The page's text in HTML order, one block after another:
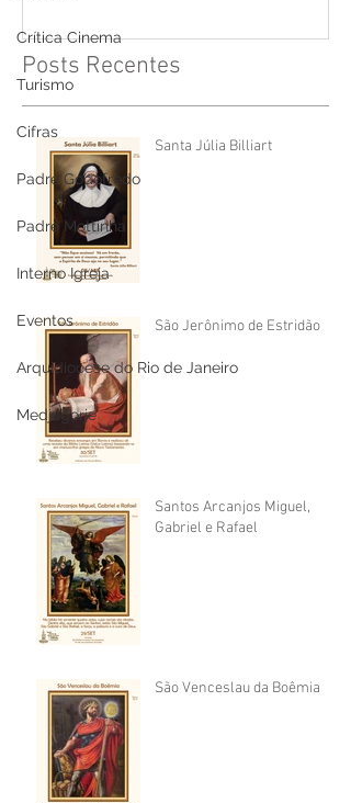
Crítica Cinema
Turismo
Cifras
Padre Godofredo
Padre Mottinha
Interno Igreja
Eventos
Arquidiocese do Rio de Janeiro
Medjugorje
Posts Recentes
Santa Júlia Billiart
São Jerônimo de Estridão
Santos Arcanjos Miguel,
Gabriel e Rafael
São Venceslau da Boêmia